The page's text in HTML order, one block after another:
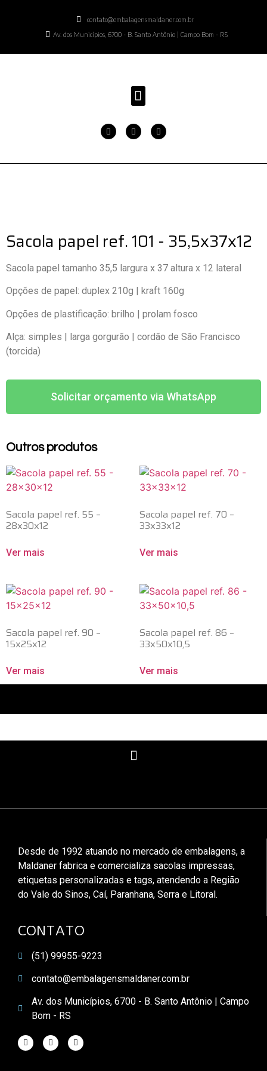
contato@embalagensmaldaner.com.br
Av. dos Municípios, 6700 - B. Santo Antônio | Campo Bom - RS
Sacola papel ref. 101 - 35,5x37x12
Sacola papel tamanho 35,5 largura x 37 altura x 12 lateral
Opções de papel: duplex 210g | kraft 160g
Opções de plastificação: brilho | prolam fosco
Alça: simples | larga gorgurão | cordão de São Francisco
(torcida)
Solicitar orçamento via WhatsApp
Outros produtos
Sacola papel ref. 55 –
28x30x12
Ver mais
Sacola papel ref. 70 –
33x33x12
Ver mais
Sacola papel ref. 90 –
15x25x12
Ver mais
Sacola papel ref. 86 –
33x50x10,5
Ver mais
Desde de 1992 atuando no mercado de embalagens, a
Maldaner fabrica e comercializa sacolas impressas,
etiquetas personalizadas e tags, atendendo a Região
do Vale do Sinos, Caí, Paranhana, Serra e Litoral.
CONTATO
(51) 99955-9223
contato@embalagensmaldaner.com.br
Av. dos Municípios, 6700 - B. Santo Antônio | Campo
Bom - RS